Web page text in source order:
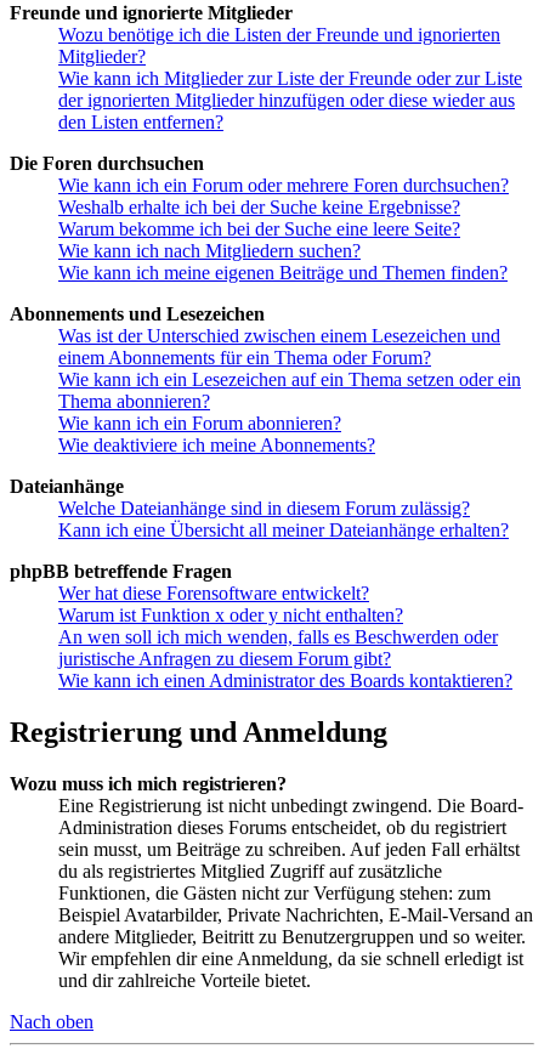
Freunde und ignorierte Mitglieder
Wozu benötige ich die Listen der Freunde und ignorierten
Mitglieder?
Wie kann ich Mitglieder zur Liste der Freunde oder zur Liste
der ignorierten Mitglieder hinzufügen oder diese wieder aus
den Listen entfernen?
Die Foren durchsuchen
Wie kann ich ein Forum oder mehrere Foren durchsuchen?
Weshalb erhalte ich bei der Suche keine Ergebnisse?
Warum bekomme ich bei der Suche eine leere Seite?
Wie kann ich nach Mitgliedern suchen?
Wie kann ich meine eigenen Beiträge und Themen finden?
Abonnements und Lesezeichen
Was ist der Unterschied zwischen einem Lesezeichen und
einem Abonnements für ein Thema oder Forum?
Wie kann ich ein Lesezeichen auf ein Thema setzen oder ein
Thema abonnieren?
Wie kann ich ein Forum abonnieren?
Wie deaktiviere ich meine Abonnements?
Dateianhänge
Welche Dateianhänge sind in diesem Forum zulässig?
Kann ich eine Übersicht all meiner Dateianhänge erhalten?
phpBB betreffende Fragen
Wer hat diese Forensoftware entwickelt?
Warum ist Funktion x oder y nicht enthalten?
An wen soll ich mich wenden, falls es Beschwerden oder
juristische Anfragen zu diesem Forum gibt?
Wie kann ich einen Administrator des Boards kontaktieren?
Registrierung und Anmeldung
Wozu muss ich mich registrieren?
Eine Registrierung ist nicht unbedingt zwingend. Die Board-
Administration dieses Forums entscheidet, ob du registriert
sein musst, um Beiträge zu schreiben. Auf jeden Fall erhältst
du als registriertes Mitglied Zugriff auf zusätzliche
Funktionen, die Gästen nicht zur Verfügung stehen: zum
Beispiel Avatarbilder, Private Nachrichten, E-Mail-Versand an
andere Mitglieder, Beitritt zu Benutzergruppen und so weiter.
Wir empfehlen dir eine Anmeldung, da sie schnell erledigt ist
und dir zahlreiche Vorteile bietet.
Nach oben